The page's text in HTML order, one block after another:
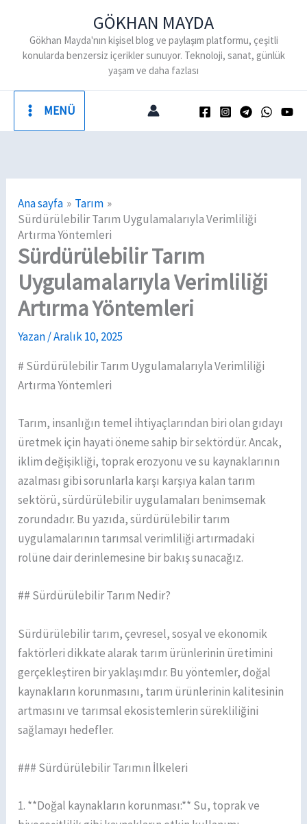
GÖKHAN MAYDA
Gökhan Mayda'nın kişisel blog ve paylaşım platformu, çeşitli
konularda benzersiz içerikler sunuyor. Teknoloji, sanat, günlük
yaşam ve daha fazlası
MENÜ
Ana sayfa
Tarım
Sürdürülebilir Tarım Uygulamalarıyla Verimliliği
Artırma Yöntemleri
Sürdürülebilir Tarım
Uygulamalarıyla Verimliliği
Artırma Yöntemleri
Yazan/Aralık 10, 2025
# Sürdürülebilir Tarım Uygulamalarıyla Verimliliği
Artırma Yöntemleri
Tarım, insanlığın temel ihtiyaçlarından biri olan gıdayı
üretmek için hayati öneme sahip bir sektördür. Ancak,
iklim değişikliği, toprak erozyonu ve su kaynaklarının
azalması gibi sorunlarla karşı karşıya kalan tarım
sektörü, sürdürülebilir uygulamaları benimsemak
zorundadır. Bu yazıda, sürdürülebilir tarım
uygulamalarının tarımsal verimliliği artırmadaki
rolüne dair derinlemesine bir bakış sunacağız.
## Sürdürülebilir Tarım Nedir?
Sürdürülebilir tarım, çevresel, sosyal ve ekonomik
faktörleri dikkate alarak tarım ürünlerinin üretimini
gerçekleştiren bir yaklaşımdır. Bu yöntemler, doğal
kaynakların korunmasını, tarım ürünlerinin kalitesinin
artmasını ve tarımsal ekosistemlerin sürekliliğini
sağlamayı hedefler.
### Sürdürülebilir Tarımın İlkeleri
1. **Doğal kaynakların korunması:** Su, toprak ve